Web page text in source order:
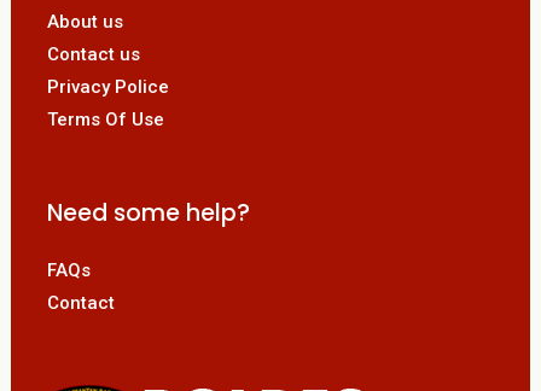
About us
Contact us
Privacy Police
Terms Of Use
Need some help?
FAQs
Contact